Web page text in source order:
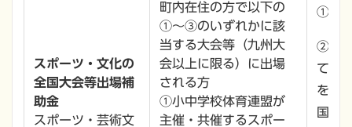
スポーツ・文化の
全国大会等出場補
助金
スポーツ・芸術文
町内在住の方で以下の
①～③のいずれかに該
当する大会等（九州大
会以上に限る）に出場
される方
①小中学校体育連盟が
主催・共催するスポー
① 必
②③大
て、
を助
国際